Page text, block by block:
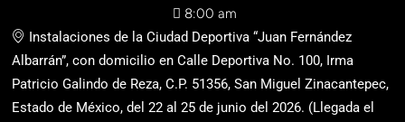
8:00 am
Instalaciones de la Ciudad Deportiva “Juan Fernández
Albarrán”, con domicilio en Calle Deportiva No. 100, Irma
Patricio Galindo de Reza, C.P. 51356, San Miguel Zinacantepec,
Estado de México, del 22 al 25 de junio del 2026. (Llegada el